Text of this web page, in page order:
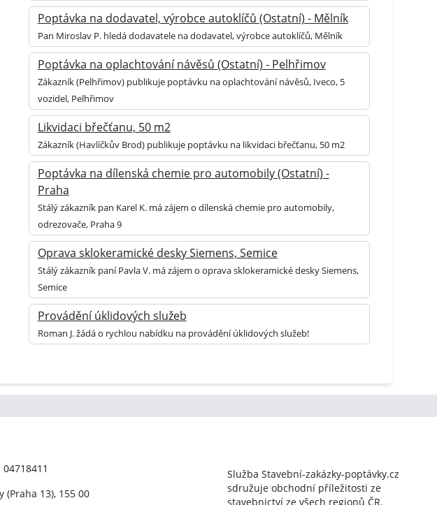
Poptávka na dodavatel, výrobce autoklíčů (Ostatní) - Mělník
Pan Miroslav P. hledá dodavatele na dodavatel, výrobce autoklíčů, Mělník
Poptávka na oplachtování návěsů (Ostatní) - Pelhřimov
Zákazník (Pelhřimov) publikuje poptávku na oplachtování návěsů, Iveco, 5
vozidel, Pelhřimov
Likvidaci břečťanu, 50 m2
Zákazník (Havlíčkův Brod) publikuje poptávku na likvidaci břečťanu, 50 m2
Poptávka na dílenská chemie pro automobily (Ostatní) -
Praha
Stálý zákazník pan Karel K. má zájem o dílenská chemie pro automobily,
odrezovače, Praha 9
Oprava sklokeramické desky Siemens, Semice
Stálý zákazník paní Pavla V. má zájem o oprava sklokeramické desky Siemens,
Semice
Provádění úklidových služeb
Roman J. žádá o rychlou nabídku na provádění úklidových služeb!
04718411
(Praha 13), 155 00
Služba Stavební-zakázky-poptávky.cz
sdružuje obchodní příležitosti ze
stavebnictví ze všech regionů ČR.